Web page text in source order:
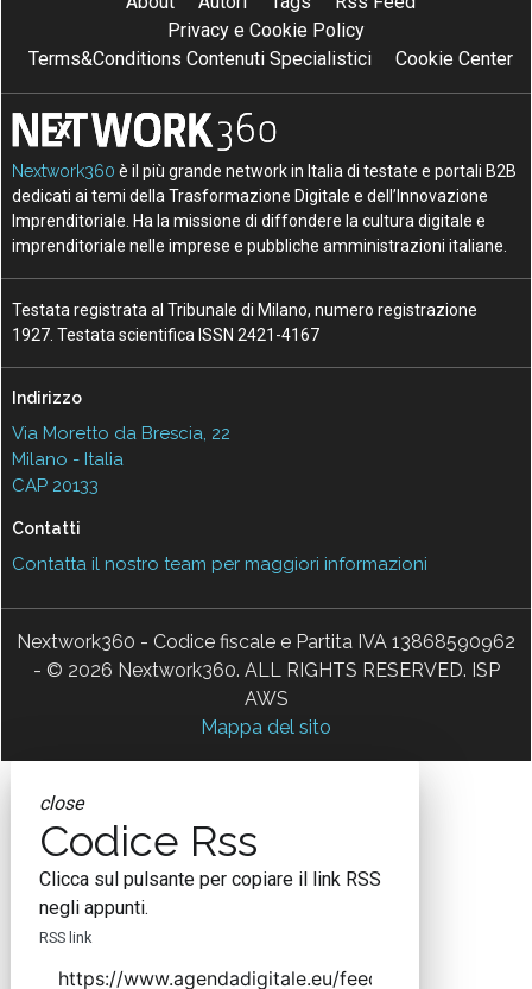
Privacy e Cookie Policy
Terms&Conditions Contenuti Specialistici
Cookie Center
Nextwork360 è il più grande network in Italia di testate e portali B2B
dedicati ai temi della Trasformazione Digitale e dell’Innovazione
Imprenditoriale. Ha la missione di diffondere la cultura digitale e
imprenditoriale nelle imprese e pubbliche amministrazioni italiane.
Testata registrata al Tribunale di Milano, numero registrazione
1927. Testata scientifica ISSN 2421-4167
Indirizzo
Via Moretto da Brescia, 22
Milano - Italia
CAP 20133
Contatti
Contatta il nostro team per maggiori informazioni
Nextwork360 - Codice fiscale e Partita IVA 13868590962
- © 2026 Nextwork360. ALL RIGHTS RESERVED. ISP
AWS
Mappa del sito
close
Codice Rss
Clicca sul pulsante per copiare il link RSS
negli appunti.
RSS link